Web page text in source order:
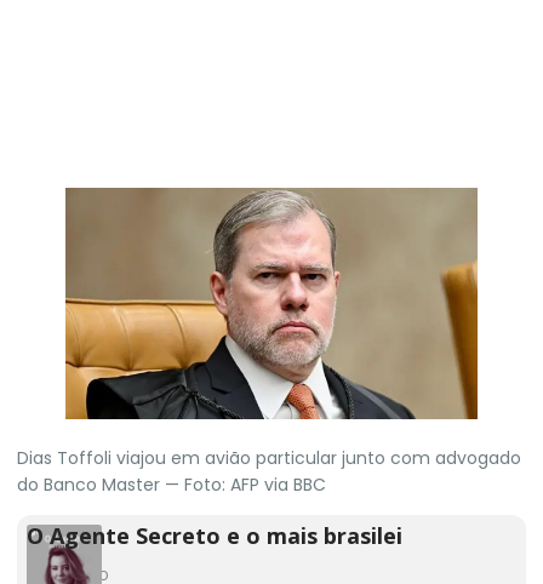
Dias Toffoli viajou em avião particular junto com advogado
do Banco Master — Foto: AFP via BBC